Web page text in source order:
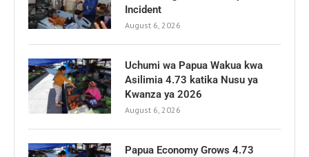
Incident
August 6, 2026
Uchumi wa Papua Wakua kwa
Asilimia 4.73 katika Nusu ya
Kwanza ya 2026
August 6, 2026
Papua Economy Grows 4.73